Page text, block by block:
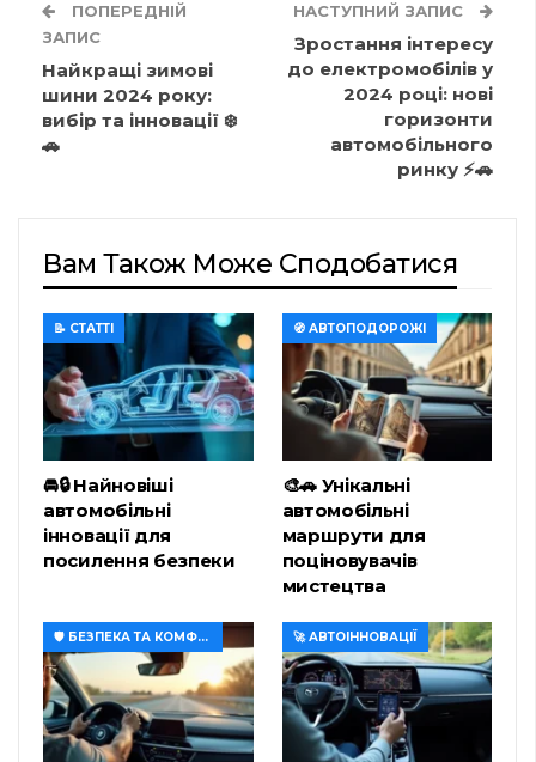
ПОПЕРЕДНІЙ
ЗАПИС
Найкращі зимові
шини 2024 року:
вибір та інновації ❄️
🚗
НАСТУПНИЙ ЗАПИС
Зростання інтересу
до електромобілів у
2024 році: нові
горизонти
автомобільного
ринку ⚡🚗
Вам Також Може Сподобатися
📝 СТАТТІ
🚘🔒 Найновіші
автомобільні
інновації для
посилення безпеки
🧭 АВТОПОДОРОЖІ
🎨🚗 Унікальні
автомобільні
маршрути для
поціновувачів
мистецтва
🛡️ БЕЗПЕКА ТА КОМФОРТ 🚀 АВТОІННОВАЦІЇ